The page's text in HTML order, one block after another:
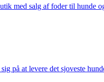
med salg af foder til hunde
på at levere det sjoveste